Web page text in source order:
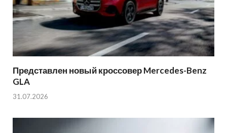
Представлен новый кроссовер Mercedes-Benz
GLA
31.07.2026